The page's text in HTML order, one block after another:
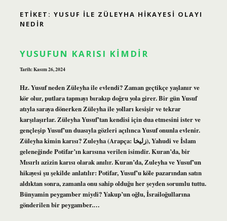
ETIKET: YUSUF ILE ZÜLEYHA HIKAYESI OLAYI
NEDIR
YUSUFUN KARISI KIMDIR
Tarih: Kasım 26, 2024
Hz. Yusuf neden Züleyha ile evlendi? Zaman geçtikçe yaşlanır ve
kör olur, putlara tapmayı bırakıp doğru yola girer. Bir gün Yusuf
atıyla saraya dönerken Züleyha ile yolları kesişir ve tekrar
karşılaşırlar. Züleyha Yusuf’tan kendisi için dua etmesini ister ve
gençleşip Yusuf’un duasıyla gözleri açılınca Yusuf onunla evlenir.
Züleyha kimin karısı? Zuleyha (Arapça: زلیخا), Yahudi ve İslam
geleneğinde Potifar’ın karısına verilen isimdir. Kuran’da, bir
Mısırlı azizin karısı olarak anılır. Kuran’da, Zuleyha ve Yusuf’un
hikayesi şu şekilde anlatılır: Potifar, Yusuf’u köle pazarından satın
aldıktan sonra, zamanla onu sahip olduğu her şeyden sorumlu tuttu.
Bünyamin peygamber miydi? Yakup’un oğlu, İsrailoğullarına
gönderilen bir peygamber.…